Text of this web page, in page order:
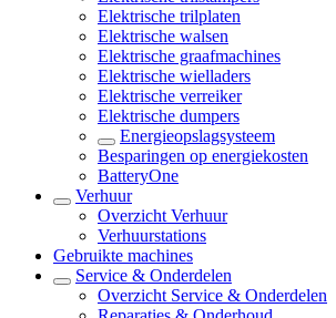
Elektrische trilplaten
Elektrische walsen
Elektrische graafmachines
Elektrische wielladers
Elektrische verreiker
Elektrische dumpers
Energieopslagsysteem
Besparingen op energiekosten
BatteryOne
Verhuur
Overzicht Verhuur
Verhuurstations
Gebruikte machines
Service & Onderdelen
Overzicht Service & Onderdelen